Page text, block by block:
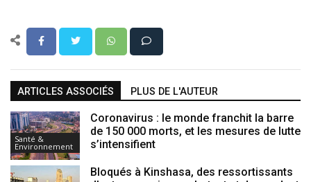
ARTICLES ASSOCIÉS PLUS DE L'AUTEUR
Santé &
Environnement
Coronavirus : le monde franchit la barre
de 150 000 morts, et les mesures de lutte
s’intensifient
Bloqués à Kinshasa, des ressortissants